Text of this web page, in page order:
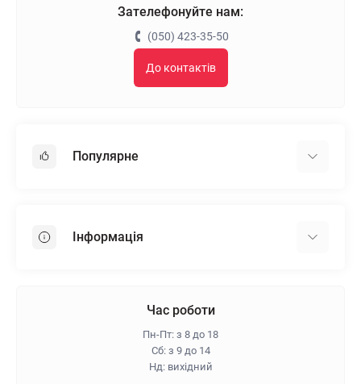
Зателефонуйте нам:
(050) 423-35-50
До контактів
Популярне
Пінопласт
Інформація
Гарантія та повернення
Час роботи
Пн-Пт: з 8 до 18
Сб: з 9 до 14
Нд: вихідний